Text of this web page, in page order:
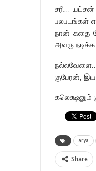
சரி… யட்சன்
பலபடங்கள்
நான் கதை
அவரு
குபேரன்,
கலெக்ஷனும்
arya
Share